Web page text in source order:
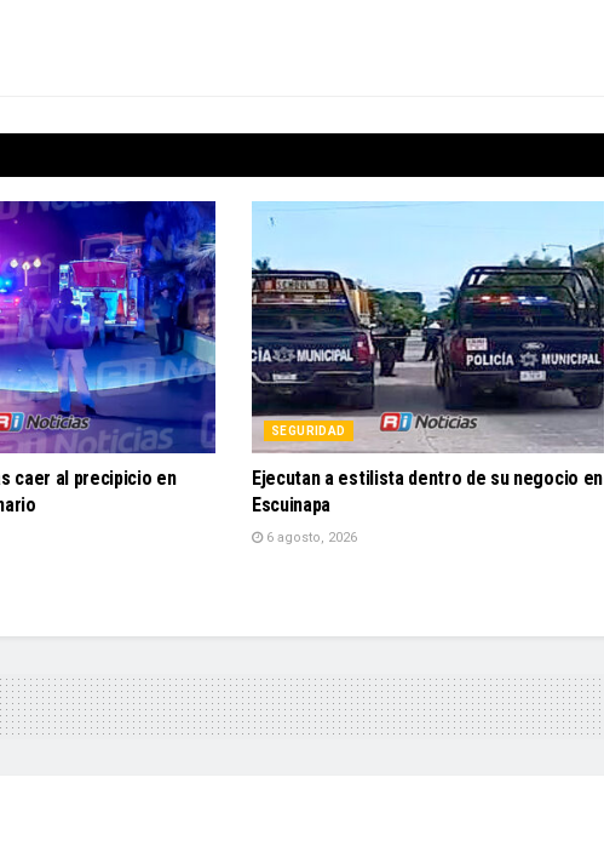
caer al precipicio en
SEGURIDAD
Ejecutan a estilista dentro de su negocio en
Escuinapa
6 agosto, 2026